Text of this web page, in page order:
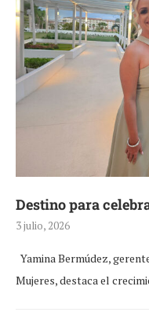
Destino para
3 julio, 2026
Yamina Bermúdez,
Mujeres, destaca el